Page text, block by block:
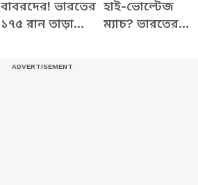
বাবরদের! ভারতের
১৭৫ রান তাড়া
হাই-ভোল্টেজ
ম্যাচ? ভারতের